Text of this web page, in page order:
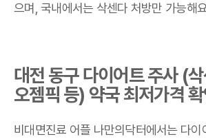
으며,국내에서는 삭센다 처방만 가능해
대전 동구 다이어트 주사 (
오젬픽 등) 약국 최저가격
비대면진료 어플 나만의닥터에서는 다이